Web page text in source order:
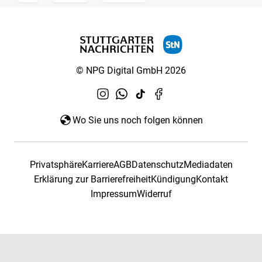
© NPG Digital GmbH 2026
Wo Sie uns noch folgen können
PrivatsphäreKarriereAGBDatenschutzMediadaten
Erklärung zur BarrierefreiheitKündigungKontakt
ImpressumWiderruf